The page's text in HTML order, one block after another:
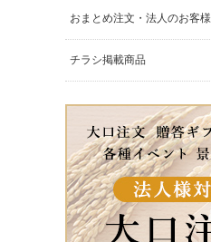
おまとめ注文・法人のお客様
チラシ掲載商品